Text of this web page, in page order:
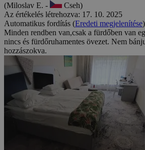
(Miloslav E. -
Cseh)
Az értékelés létrehozva: 17. 10. 2025
Automatikus fordítás (Eredeti megjelenítése)
Minden rendben van,csak a fürdőben van
nincs és fürdőruhamentes övezet. Nem
hozzászokva.